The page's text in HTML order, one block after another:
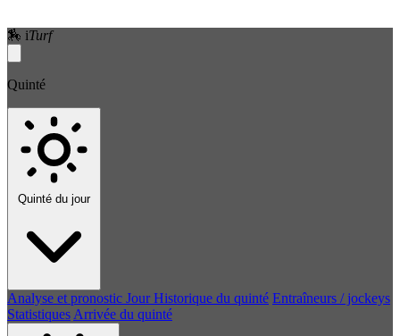
🏇 iTurf
Quinté
Quinté du jour
Analyse et pronostic Jour Historique du quinté Entraîneurs / jockeys
Statistiques Arrivée du quinté